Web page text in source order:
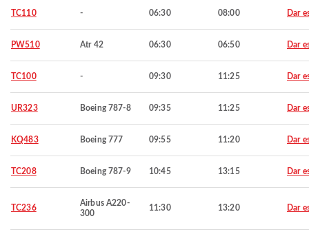
TC110 - 06:30 08:00 Dar
PW510 Atr 42 06:30 06:50 Dar
TC100 - 09:30 11:25 Dar
UR323 Boeing 787-8 09:35 11:25 Dar
KQ483 Boeing 777 09:55 11:20 Dar
TC208 Boeing 787-9 10:45 13:15 Dar
TC236
Airbus A220-
300
11:30 13:20 Dar